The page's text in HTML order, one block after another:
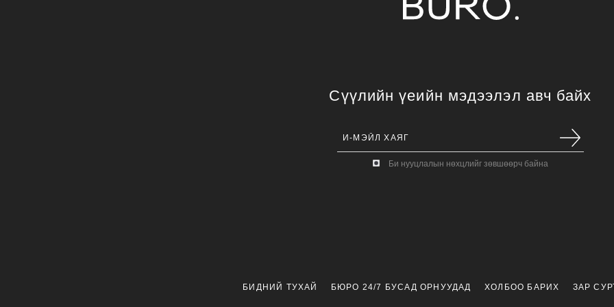
Сүүлийн үеийн мэдээлэл авч байх
Би нууцлалын нөхцлийг зөвшөөрч байна
БИДНИЙ ТУХАЙ БЮРО 24/7 БУСАД ОРНУУДАД ХОЛБОО БАРИХ ЗАР